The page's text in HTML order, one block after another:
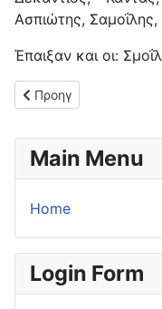
Ασπιώτης,
Έπαιξαν και οι:
Προηγούμενο άρθρο:
Προηγ
Main Menu
Home
Login Form